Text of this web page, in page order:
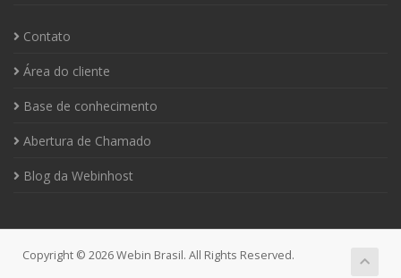
Contato
Área do cliente
Base de conhecimento
Abertura de Chamado
Blog da Webinhost
Copyright © 2026 Webin Brasil. All Rights Reserved.